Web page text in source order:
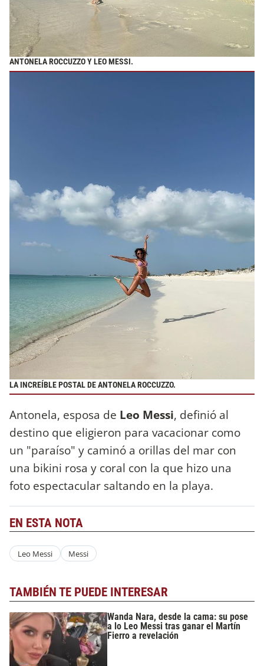
ANTONELA ROCCUZZO Y LEO MESSI.
LA INCREÍBLE POSTAL DE ANTONELA ROCCUZZO.
Antonela, esposa de Leo Messi, definió al
destino que eligieron para vacacionar como
un "paraíso" y caminó a orillas del mar con
una bikini rosa y coral con la que hizo una
foto espectacular saltando en la playa.
EN ESTA NOTA
Leo Messi Messi
TAMBIÉN TE PUEDE INTERESAR
Wanda Nara, desde la cama: su pose
a lo Leo Messi tras ganar el Martín
Fierro a revelación